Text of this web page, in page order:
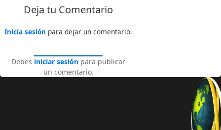
Deja tu Comentario
Inicia sesión para dejar un comentario.
Debes iniciar sesión para publicar
un comentario.